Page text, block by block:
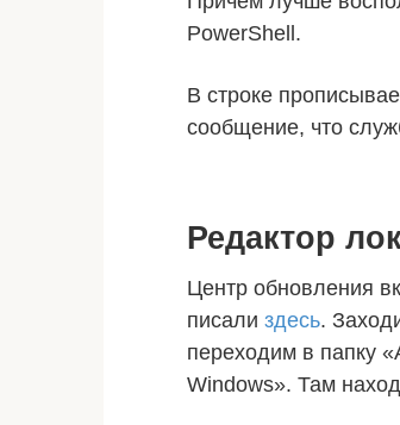
PowerShell.
В строке
сообщение, что
Редактор
Центр обновления
писали здесь.
переходим в папку
Windows». Там